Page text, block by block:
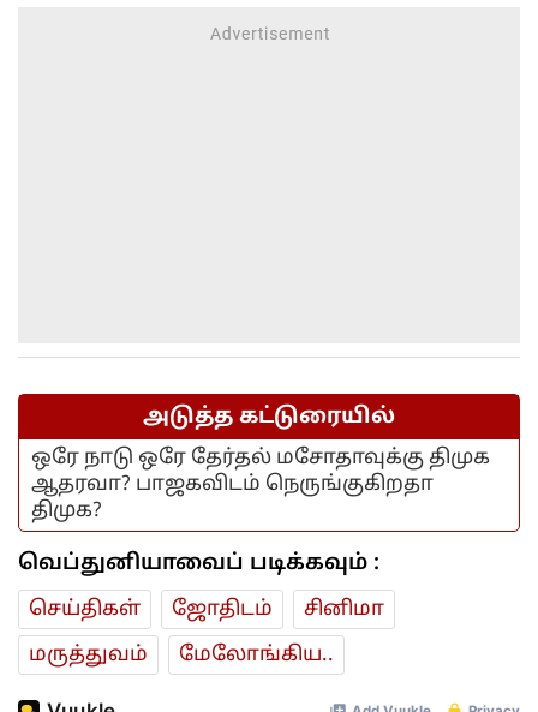
அடுத்த கட்டுரையில்
ஒரே நாடு ஒரே தேர்தல் மசோதாவுக்கு திமுக
ஆதரவா? பாஜகவிடம் நெருங்குகிறதா
திமுக?
வெப்துனியாவைப் படிக்கவும் :
செய்திகள் ஜோ‌திட‌ம்
சினிமா
மரு‌த்துவ‌ம்
மேலோங்கிய..